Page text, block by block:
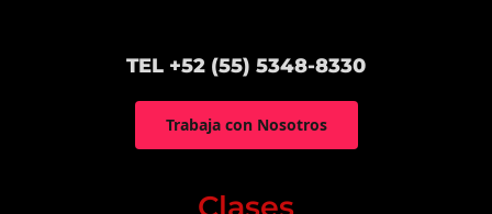
TEL +52 (55) 5348-8330
Trabaja con Nosotros
Clases